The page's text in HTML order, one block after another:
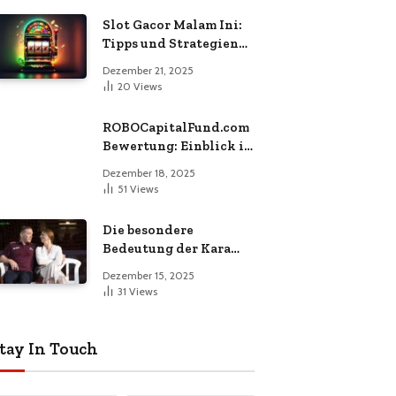
Slot Gacor Malam Ini:
Tipps und Strategien
Spielen
Dezember 21, 2025
20 Views
ROBOCapitalFund.com
Bewertung: Einblick in
automatisierten
Dezember 18, 2025
51 Views
Die besondere
Bedeutung der Kara
Dezember 15, 2025
31 Views
In Touch